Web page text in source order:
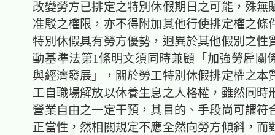
改變勞方已排定之特別休假期日之可能，殊無
准駁之權限，亦不得附加其他行使排定權之條
特別休假具有勞方優勢，迥異於其他假別之性
動基準法第1條明文須同時兼顧「加強勞雇關
與經濟發展」，關於勞工特別休假排定權之本
工自職場解放以休養生息之人格權，雖然同時
營業自由之一定干預，其目的、手段尚可謂符
正當性，然相關規定不應全然向勞方傾斜，而